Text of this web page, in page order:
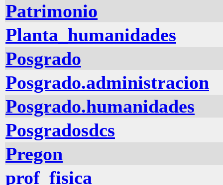
Patrimonio
Planta_humanidades
Posgrado
Posgrado.administracion
Posgrado.humanidades
Posgradosdcs
Pregon
prof_fisica